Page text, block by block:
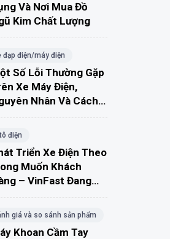
Và Nơi Mua Đồ
Kim Chất Lượng
đạp điện/máy điện
Số Lỗi Thường Gặp
Xe Máy Điện,
Nhân Và Cách
điện
Triển Xe Điện Theo
Muốn Khách
– VinFast Đang
giá và so sánh sản phẩm
Khoan Cầm Tay